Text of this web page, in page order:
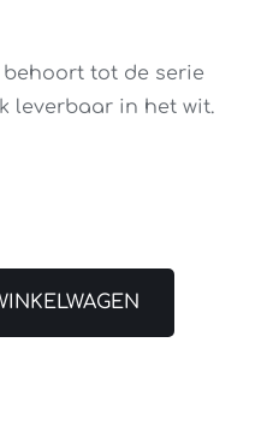
tot de serie
leverbaar in het wit.